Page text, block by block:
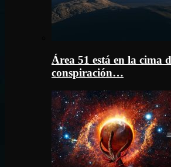
Área 51 está en la cima
conspiración…